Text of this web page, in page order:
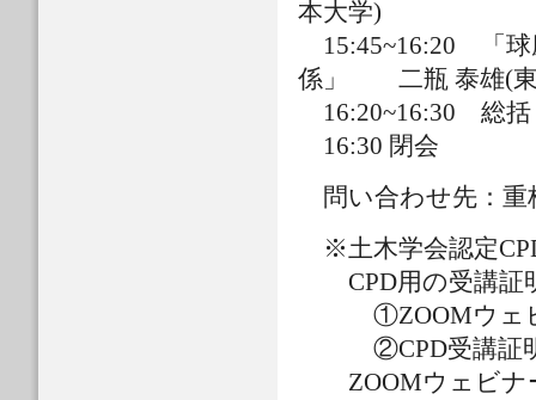
本大学)
15:45~16:20 「球
係」 二瓶 泰雄(東
16:20~16:30 総括
16:30 閉会
問い合わせ先：
※土木学会認定
CPD用の受講証
①ZOOMウェビ
②CPD受講証明
ZOOMウェビナー